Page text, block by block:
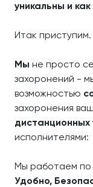
уникальны и
Итак приступим.
Мы не просто
захоронений -
возможностью
захоронения
дистанционных
исполнителями:
Мы работаем по
Удобно,